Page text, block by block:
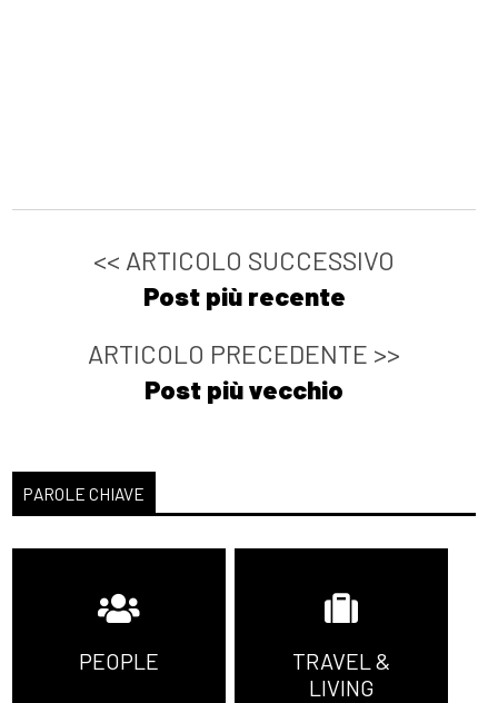
<< ARTICOLO SUCCESSIVO
Post più recente
ARTICOLO PRECEDENTE >>
Post più vecchio
PAROLE CHIAVE
PEOPLE
TRAVEL &
LIVING